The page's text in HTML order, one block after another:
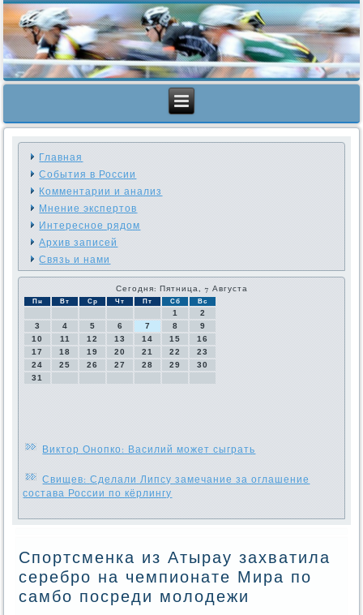
Главная
События в России
Комментарии и анализ
Мнение экспертов
Интересное рядом
Архив записей
Связь и нами
Сегодня: Пятница, 7 Августа
Пн Вт Ср Чт Пт Сб Вс
1
2
3
4 5 6 7 8
9
10
11 12 13 14 15
16
17
18 19 20 21 22
23
24
25 26 27 28 29
30
31
Виктор Онопко: Василий может сыграть
Свищев: Сделали Липсу замечание за оглашение
состава России по кёрлингу
Спортсменка из Атырау захватила
серебро на чемпионате Мира по
самбо посреди молодежи